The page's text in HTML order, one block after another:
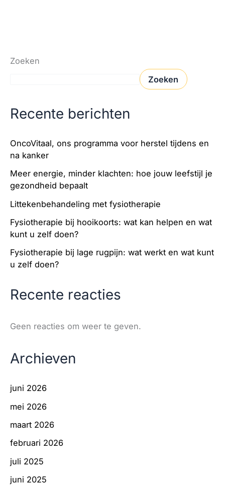
Zoeken
Zoeken
Recente berichten
OncoVitaal, ons programma voor herstel tijdens en
na kanker
Meer energie, minder klachten: hoe jouw leefstijl je
gezondheid bepaalt
Littekenbehandeling met fysiotherapie
Fysiotherapie bij hooikoorts: wat kan helpen en wat
kunt u zelf doen?
Fysiotherapie bij lage rugpijn: wat werkt en wat kunt
u zelf doen?
Recente reacties
Geen reacties om weer te geven.
Archieven
juni 2026
mei 2026
maart 2026
februari 2026
juli 2025
juni 2025